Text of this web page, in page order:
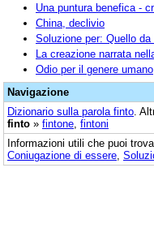
Una puntura benefica -
China, declivio
Soluzione per: Quello
La creazione narrata
Odio per il genere umano
Navigazione
Dizionario sulla parola finto .
finto » fintone fintoni
Informazioni utili che puoi
Coniugazione di essere